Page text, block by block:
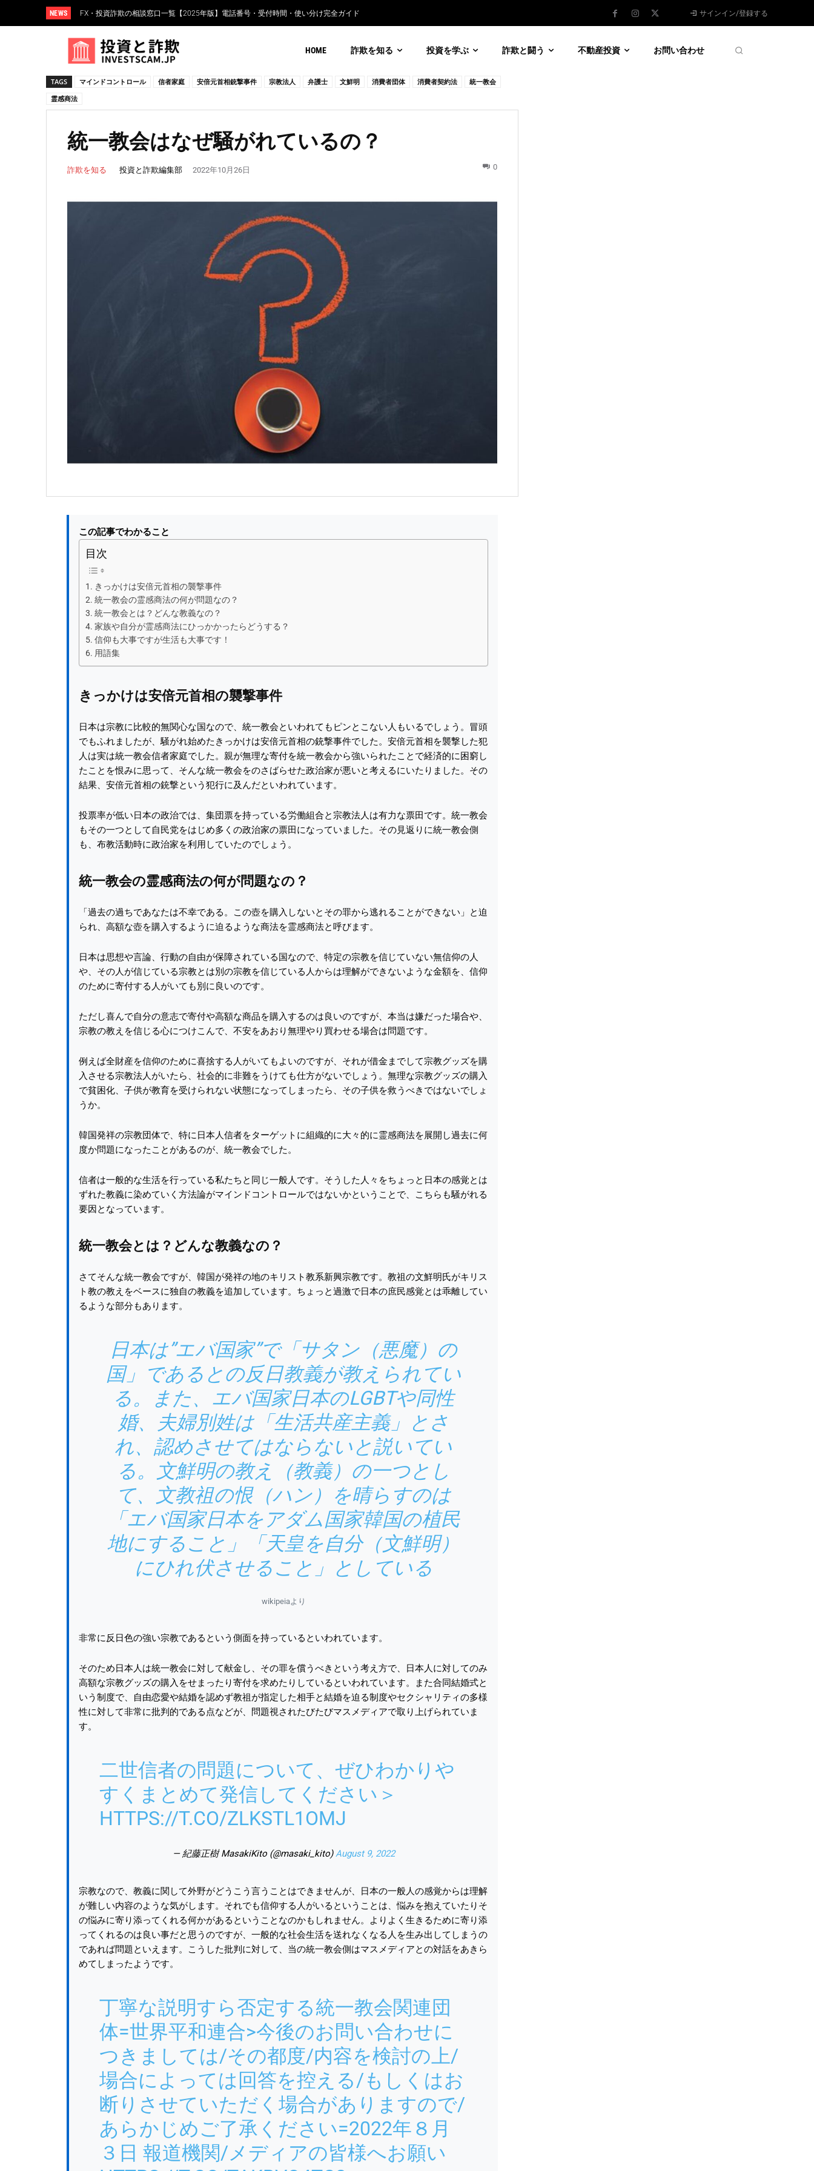
NEWS FXスワップポイント運用とは？仕組み・リスク・高金利通貨詐欺の見分け方 サインイン/登録する
HOME 詐欺を知る 投資を学ぶ 詐欺と闘う 不動産投資 お問い合わせ
TAGS マインドコントロール 信者家庭 安倍元首相銃撃事件 宗教法人 弁護士 文鮮明 消費者団体 消費者契約法
統一教会
霊感商法
統一教会はなぜ騒がれているの？
詐欺を知る 投資と詐欺編集部 2022年10月26日 0
この記事でわかること
目次
きっかけは安倍元首相の襲撃事件
統一教会の霊感商法の何が問題なの？
統一教会とは？どんな教義なの？
家族や自分が霊感商法にひっかかったらどうする？
信仰も大事ですが生活も大事です！
用語集
きっかけは安倍元首相の襲撃事件
日本は宗教に比較的無関心な国なので、統一教会といわれてもピンとこない人もいるでしょう。冒頭
でもふれましたが、騒がれ始めたきっかけは安倍元首相の銃撃事件でした。安倍元首相を襲撃した犯
人は実は統一教会信者家庭でした。親が無理な寄付を統一教会から強いられたことで経済的に困窮し
たことを恨みに思って、そんな統一教会をのさばらせた政治家が悪いと考えるにいたりました。その
結果、安倍元首相の銃撃という犯行に及んだといわれています。
投票率が低い日本の政治では、集団票を持っている労働組合と宗教法人は有力な票田です。統一教会
もその一つとして自民党をはじめ多くの政治家の票田になっていました。その見返りに統一教会側
も、布教活動時に政治家を利用していたのでしょう。
統一教会の霊感商法の何が問題なの？
「過去の過ちであなたは不幸である。この壺を購入しないとその罪から逃れることができない」と迫
られ、高額な壺を購入するように迫るような商法を霊感商法と呼びます。
日本は思想や言論、行動の自由が保障されている国なので、特定の宗教を信じていない無信仰の人
や、その人が信じている宗教とは別の宗教を信じている人からは理解ができないような金額を、信仰
のために寄付する人がいても別に良いのです。
ただし喜んで自分の意志で寄付や高額な商品を購入するのは良いのですが、本当は嫌だった場合や、
宗教の教えを信じる心につけこんで、不安をあおり無理やり買わせる場合は問題です。
例えば全財産を信仰のために喜捨する人がいてもよいのですが、それが借金までして宗教グッズを購
入させる宗教法人がいたら、社会的に非難をうけても仕方がないでしょう。無理な宗教グッズの購入
で貧困化、子供が教育を受けられない状態になってしまったら、その子供を救うべきではないでしょ
うか。
韓国発祥の宗教団体で、特に日本人信者をターゲットに組織的に大々的に霊感商法を展開し過去に何
度か問題になったことがあるのが、統一教会でした。
信者は一般的な生活を行っている私たちと同じ一般人です。そうした人々をちょっと日本の感覚とは
ずれた教義に染めていく方法論がマインドコントロールではないかということで、こちらも騒がれる
要因となっています。
統一教会とは？どんな教義なの？
さてそんな統一教会ですが、韓国が発祥の地のキリスト教系新興宗教です。教祖の文鮮明氏がキリス
ト教の教えをベースに独自の教義を追加しています。ちょっと過激で日本の庶民感覚とは乖離してい
るような部分もあります。
日本は”エバ国家”で「サタン（悪魔）の
国」であるとの反日教義が教えられてい
る。また、エバ国家日本のLGBTや同性
婚、夫婦別姓は「生活共産主義」とさ
れ、認めさせてはならないと説いてい
る。文鮮明の教え（教義）の一つとし
て、文教祖の恨（ハン）を晴らすのは
「エバ国家日本をアダム国家韓国の植民
地にすること」「天皇を自分（文鮮明）
にひれ伏させること」としている
wikipeiaより
非常に反日色の強い宗教であるという側面を持っているといわれています。
そのため日本人は統一教会に対して献金し、その罪を償うべきという考え方で、日本人に対してのみ
高額な宗教グッズの購入をせまったり寄付を求めたりしているといわれています。また合同結婚式と
いう制度で、自由恋愛や結婚を認めず教祖が指定した相手と結婚を迫る制度やセクシャリティの多様
性に対して非常に批判的である点などが、問題視されたびたびマスメディアで取り上げられていま
す。
二世信者の問題について、ぜひわかりや
すくまとめて発信してください＞
HTTPS://T.CO/ZLKSTL1OMJ
— 紀藤正樹 MasakiKito (@masaki_kito)August 9, 2022
宗教なので、教義に関して外野がどうこう言うことはできませんが、日本の一般人の感覚からは理解
が難しい内容のような気がします。それでも信仰する人がいるということは、悩みを抱えていたりそ
の悩みに寄り添ってくれる何かがあるということなのかもしれません。よりよく生きるために寄り添
ってくれるのは良い事だと思うのですが、一般的な社会生活を送れなくなる人を生み出してしまうの
であれば問題といえます。こうした批判に対して、当の統一教会側はマスメディアとの対話をあきら
めてしまったようです。
丁寧な説明すら否定する統一教会関連団
体=世界平和連合>今後のお問い合わせに
つきましては/その都度/内容を検討の上/
場合によっては回答を控える/もしくはお
断りさせていただく場合がありますので/
あらかじめご了承ください=2022年８月
３日 報道機関/メディアの皆様へお願い